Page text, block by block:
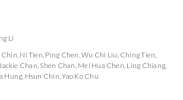
Li
Chin, Ni Tien, Ping Chen,Wu Chi Liu, Ching Tien,
Chan, Shen Chan, Mei Hua Chen, Ling Chiang,
Hung, Hsun Chin,Yao Ko Chu